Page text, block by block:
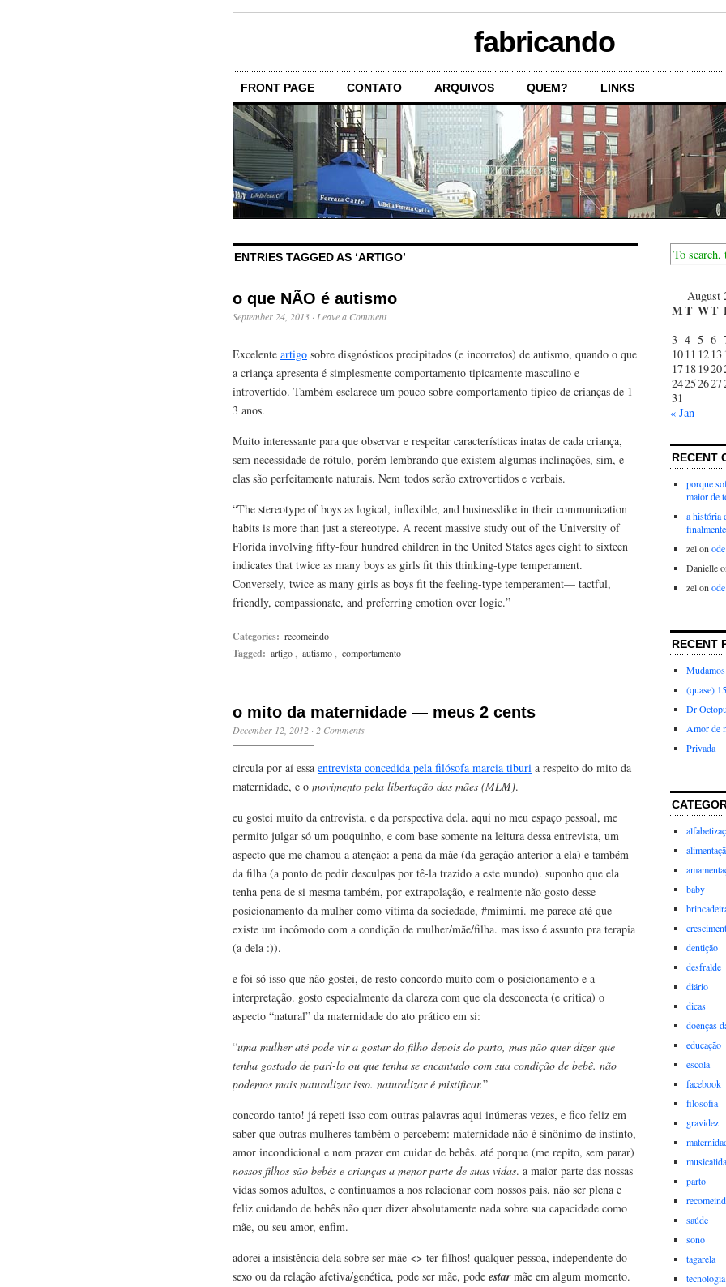
fabricando
FRONT PAGE CONTATO ARQUIVOS QUEM? LINKS
ENTRIES TAGGED AS ‘ARTIGO’
o que NÃO é autismo
September 24, 2013 · Leave a Comment
Excelente artigo sobre disgnósticos precipitados (e incorretos) de autismo, quando o que
a criança apresenta é simplesmente comportamento tipicamente masculino e
introvertido. Também esclarece um pouco sobre comportamento típico de crianças de 1-
3 anos.
Muito interessante para que observar e respeitar características inatas de cada criança,
sem necessidade de rótulo, porém lembrando que existem algumas inclinações, sim, e
elas são perfeitamente naturais. Nem todos serão extrovertidos e verbais.
“The stereotype of boys as logical, inflexible, and businesslike in their communication
habits is more than just a stereotype. A recent massive study out of the University of
Florida involving fifty-four hundred children in the United States ages eight to sixteen
indicates that twice as many boys as girls fit this thinking-type temperament.
Conversely, twice as many girls as boys fit the feeling-type temperament— tactful,
friendly, compassionate, and preferring emotion over logic.”
Categories: recomeindo
Tagged: artigo autismo comportamento
o mito da maternidade — meus 2 cents
December 12, 2012 · 2 Comments
circula por aí essa entrevista concedida pela filósofa marcia tiburi a respeito do mito da
maternidade, e o movimento pela libertação das mães (MLM).
eu gostei muito da entrevista, e da perspectiva dela. aqui no meu espaço pessoal, me
permito julgar só um pouquinho, e com base somente na leitura dessa entrevista, um
aspecto que me chamou a atenção: a pena da mãe (da geração anterior a ela) e também
da filha (a ponto de pedir desculpas por tê-la trazido a este mundo). suponho que ela
tenha pena de si mesma também, por extrapolação, e realmente não gosto desse
posicionamento da mulher como vítima da sociedade, #mimimi. me parece até que
existe um incômodo com a condição de mulher/mãe/filha. mas isso é assunto pra terapia
(a dela :)).
e foi só isso que não gostei, de resto concordo muito com o posicionamento e a
interpretação. gosto especialmente da clareza com que ela desconecta (e critica) o
aspecto “natural” da maternidade do ato prático em si:
“uma mulher até pode vir a gostar do filho depois do parto, mas não quer dizer que
tenha gostado de pari-lo ou que tenha se encantado com sua condição de bebê. não
podemos mais naturalizar isso. naturalizar é mistificar.”
concordo tanto! já repeti isso com outras palavras aqui inúmeras vezes, e fico feliz em
saber que outras mulheres também o percebem: maternidade não é sinônimo de instinto,
amor incondicional e nem prazer em cuidar de bebês. até porque (me repito, sem parar)
nossos filhos são bebês e crianças a menor parte de suas vidas. a maior parte das nossas
vidas somos adultos, e continuamos a nos relacionar com nossos pais. não ser plena e
feliz cuidando de bebês não quer dizer absolutamente nada sobre sua capacidade como
mãe, ou seu amor, enfim.
adorei a insistência dela sobre ser mãe <> ter filhos! qualquer pessoa, independente do
sexo ou da relação afetiva/genética, pode ser mãe, pode estarmãe em algum momento.
August
MT WT
3 4 5 6
10 11 12 13
17 18 1920
24252627
31
« Jan
RECENT
porque
maior de
a história
zelon
Danielle
zelon
RECENT
(quase)
Dr
Amor de
Privada
baby
dentição
desfralde
diário
dicas
doenças
educação
escola
facebook
filosofia
gravidez
parto
saúde
sono
tagarela
tecnologia